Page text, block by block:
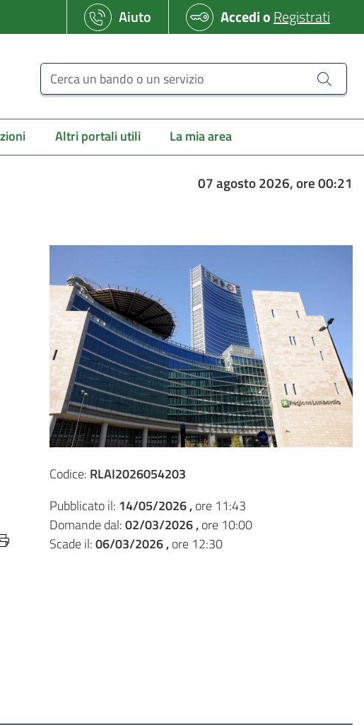
Aiuto AccedioRegistrati
Cerca un bando o un servizio
Altri portali utili La mia area
07 agosto 2026, ore 00:21
Codice: RLAI2026054203
Pubblicato il: 14/05/2026 ,ore 11:43
Domande dal:02/03/2026 ,ore 10:00
Scade il:06/03/2026 ,ore 12:30